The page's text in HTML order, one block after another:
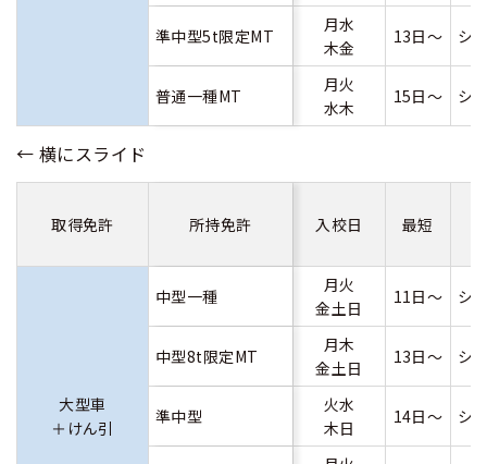
準中型5t限定MT
月水
木金
13日～ シ
普通一種MT
月火
水木
15日～ シ
取得免許 所持免許 入校日 最短
大型車
＋けん引
中型一種
月火
金土日
11日～ シ
中型8t限定MT
月木
金土日
13日～ シ
準中型
火水
木日
14日～ シ